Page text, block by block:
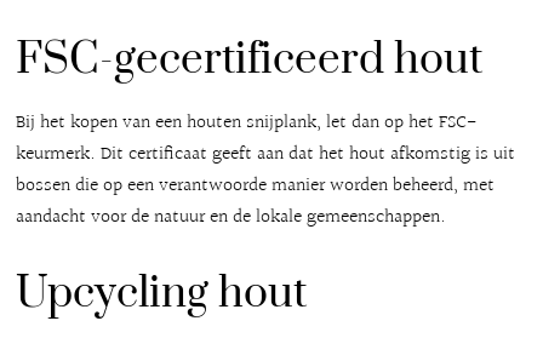
FSC-gecertificeerd hout
Bij het kopen van een houten snijplank, let dan op het FSC-
keurmerk. Dit certificaat geeft aan dat het hout afkomstig is uit
bossen die op een verantwoorde manier worden beheerd, met
aandacht voor de natuur en de lokale gemeenschappen.
Upcycling hout